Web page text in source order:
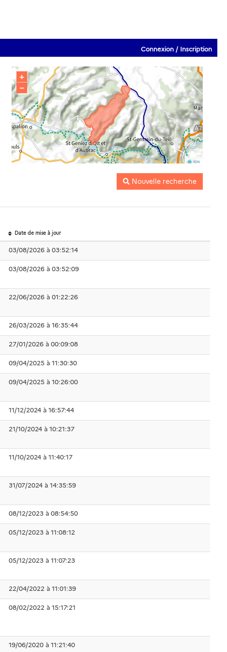
Connexion / Inscription
+
−
IGN
Nouvelle recherche
Date de mise à jour
03/08/2026 à 03:52:14
03/08/2026 à 03:52:09
22/06/2026 à 01:22:26
26/03/2026 à 16:35:44
27/01/2026 à 00:09:08
09/04/2025 à 11:30:30
09/04/2025 à 10:26:00
11/12/2024 à 16:57:44
21/10/2024 à 10:21:37
11/10/2024 à 11:40:17
31/07/2024 à 14:35:59
08/12/2023 à 08:54:50
05/12/2023 à 11:08:12
05/12/2023 à 11:07:23
22/04/2022 à 11:01:39
08/02/2022 à 15:17:21
19/06/2020 à 11:21:40